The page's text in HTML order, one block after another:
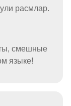
расмлар.
смешные
языке!